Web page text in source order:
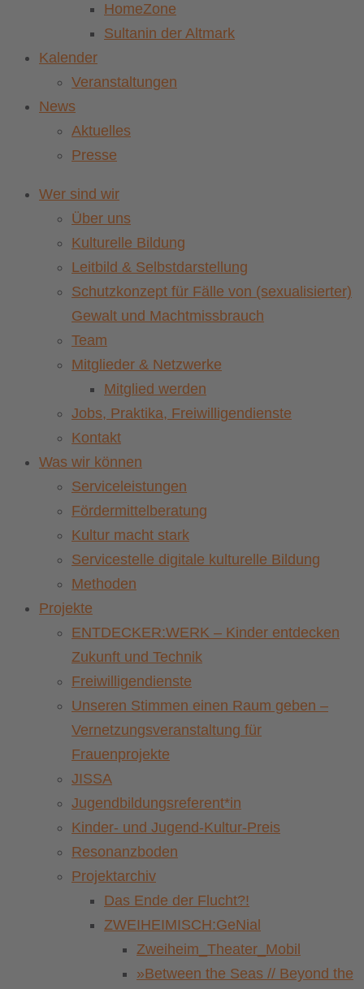
HomeZone
Sultanin der Altmark
Kalender
Veranstaltungen
News
Aktuelles
Presse
Wer sind wir
Über uns
Kulturelle Bildung
Leitbild & Selbstdarstellung
Schutzkonzept für Fälle von (sexualisierter)
Gewalt und Machtmissbrauch
Team
Mitglieder & Netzwerke
Mitglied werden
Jobs, Praktika, Freiwilligendienste
Kontakt
Was wir können
Serviceleistungen
Fördermittelberatung
Kultur macht stark
Servicestelle digitale kulturelle Bildung
Methoden
Projekte
ENTDECKER:WERK – Kinder entdecken
Zukunft und Technik
Freiwilligendienste
Unseren Stimmen einen Raum geben –
Vernetzungsveranstaltung für
Frauenprojekte
JISSA
Jugendbildungsreferent*in
Kinder- und Jugend-Kultur-Preis
Resonanzboden
Projektarchiv
Das Ende der Flucht?!
ZWEIHEIMISCH:GeNial
Zweiheim_Theater_Mobil
»Between the Seas // Beyond the